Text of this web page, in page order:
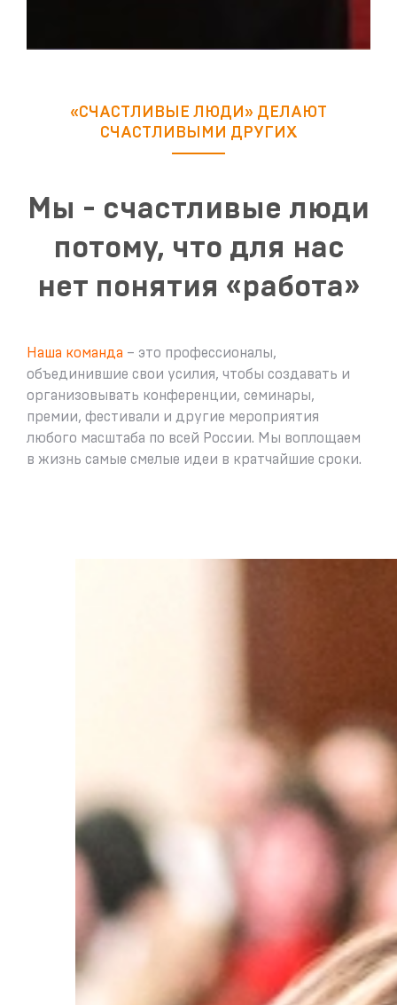
«СЧАСТЛИВЫЕ ЛЮДИ» ДЕЛАЮТ
СЧАСТЛИВЫМИ ДРУГИХ
Мы - счастливые люди
потому, что для нас
нет понятия «работа»
Наша команда – это профессионалы,
объединившие свои усилия, чтобы создавать и
организовывать конференции, семинары,
премии, фестивали и другие мероприятия
любого масштаба по всей России. Мы воплощаем
в жизнь самые смелые идеи в кратчайшие сроки.